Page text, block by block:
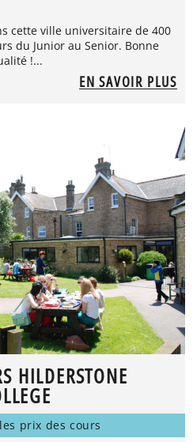
cette ville universitaire de 400
du Junior au Senior. Bonne
!...
EN SAVOIR PLUS
HILDERSTONE
prix des cours